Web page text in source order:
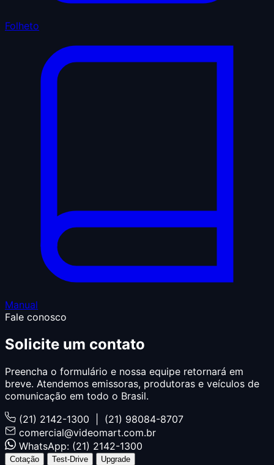
Folheto
Manual
Fale conosco
Solicite um contato
Preencha o formulário e nossa equipe retornará em
breve. Atendemos emissoras, produtoras e veículos de
comunicação em todo o Brasil.
(21) 2142-1300 | (21) 98084-8707
comercial@videomart.com.br
WhatsApp: (21) 2142-1300
Cotação Test-Drive Upgrade